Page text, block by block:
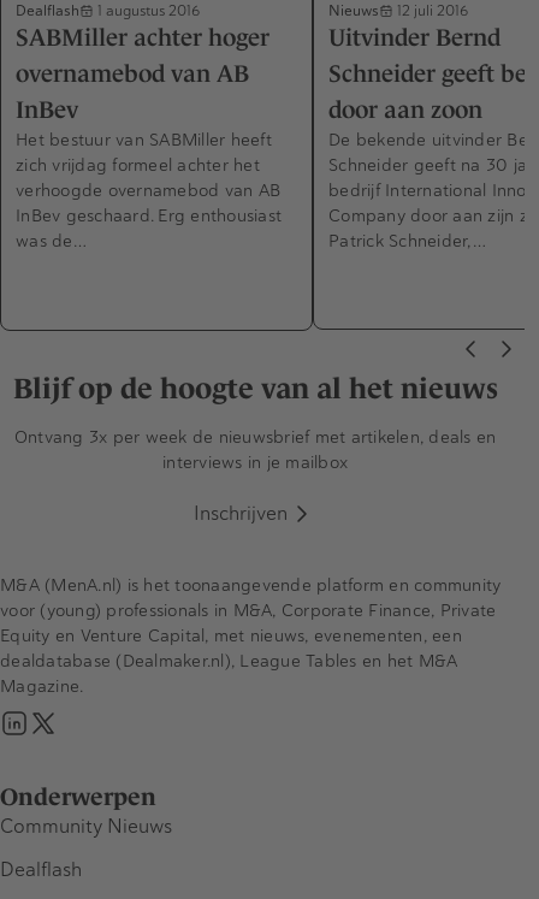
Dealflash 1 augustus 2016
SABMiller achter hoger
overnamebod van AB
InBev
Het bestuur van SABMiller heeft
zich vrijdag formeel achter het
verhoogde overnamebod van AB
InBev geschaard. Erg enthousiast
was de…
Nieuws 12 juli 2016
Uitvinder Bernd
Schneider geeft
door aan zoon
De bekende uitvinder
Schneider geeft na 30
bedrijf International
Company door aan zijn
Patrick Schneider,…
Blijf op de hoogte van al het nieuws
Ontvang 3x per week de nieuwsbrief met artikelen, deals en
interviews in je mailbox
Inschrijven
Onderwerpen
Community Nieuws
Dealflash
M&A (MenA.nl) is het toonaangevende platform en community
voor (young) professionals in M&A, Corporate Finance, Private
Equity en Venture Capital, met nieuws, evenementen, een
dealdatabase (Dealmaker.nl), League Tables en het M&A
Magazine.